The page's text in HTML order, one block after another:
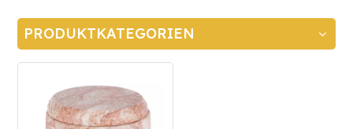
PRODUKTKATEGORIEN